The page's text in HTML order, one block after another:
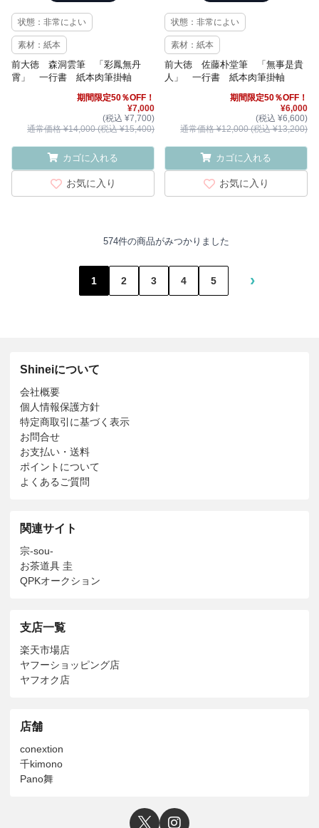
状態：非常によい
素材：紙本
前大徳 森洞雲筆 「彩鳳無丹
霄」 一行書 紙本肉筆掛軸
期間限定50％OFF！
¥7,000
(税込 ¥7,700)
通常価格 ¥14,000 (税込 ¥15,400)
カゴに入れる
お気に入り
状態：非常によい
素材：紙本
前大徳 佐藤朴堂筆 「無事是貴
人」 一行書 紙本肉筆掛軸
期間限定50％OFF！
¥6,000
(税込 ¥6,600)
通常価格 ¥12,000 (税込 ¥13,200)
カゴに入れる
お気に入り
574件の商品がみつかりました
1 2 3 4 5 ›
Shineiについて
会社概要
個人情報保護方針
特定商取引に基づく表示
お問合せ
お支払い・送料
ポイントについて
よくあるご質問
関連サイト
宗-sou-
お茶道具 圭
QPKオークション
支店一覧
楽天市場店
ヤフーショッピング店
ヤフオク店
店舗
conextion
千kimono
Pano舞